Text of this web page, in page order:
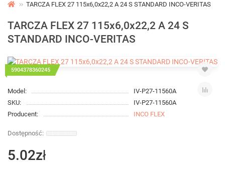
TARCZA FLEX 27 115x6,0x22,2 A 24 S STANDARD INCO-VERITAS
TARCZA FLEX 27 115x6,0x22,2 A 24 S
STANDARD INCO-VERITAS
5904378360245
Model:
IV-P27-11560A
SKU:
IV-P27-11560A
Producent:
INCO FLEX
5.02zł